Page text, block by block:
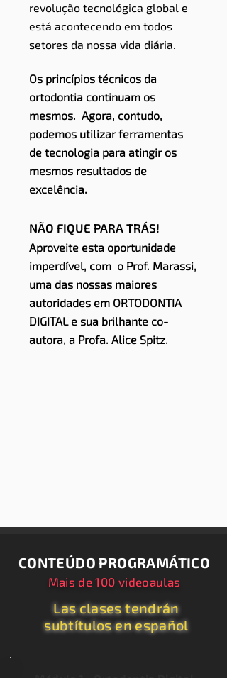
revolução tecnológica global e
está acontecendo em todos
setores da nossa vida diária.
Os princípios técnicos da
ortodontia continuam os
mesmos. Agora, contudo,
podemos utilizar ferramentas
de tecnologia para atingir os
mesmos resultados de
excelência.
​NÃO FIQUE PARA TRÁS!
Aproveite esta oportunidade
imperdível, com o Prof. Marassi,
uma das nossas maiores
autoridades em ORTODONTIA
DIGITAL e sua brilhante co-
autora, a Profa. Alice Spitz.
CONTEÚDO PROGRAMÁTICO
Mais de 100 videoaulas
Las clases tendrán
subtítulos en español